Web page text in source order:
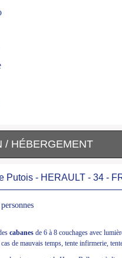
/ HÉBERGEMENT
Putois - HERAULT - 34 -
cabanes de 6 à 8 couchages avec
de mauvais temps, tente infirmerie,